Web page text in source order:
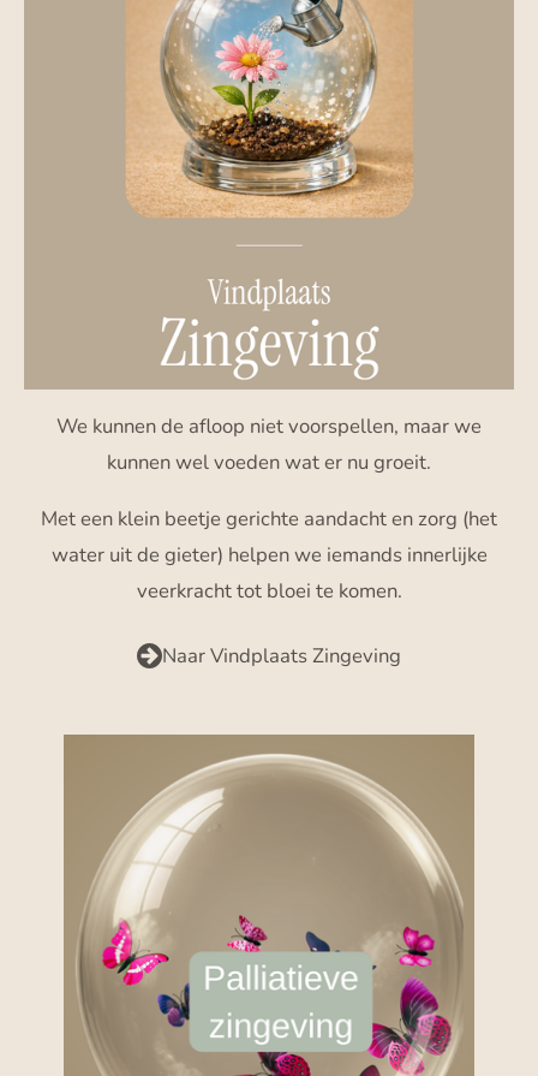
We kunnen de afloop niet voorspellen, maar we
kunnen wel voeden wat er nu groeit.
Met een klein beetje gerichte aandacht en zorg (het
water uit de gieter) helpen we iemands innerlijke
veerkracht tot bloei te komen.
Naar Vindplaats Zingeving